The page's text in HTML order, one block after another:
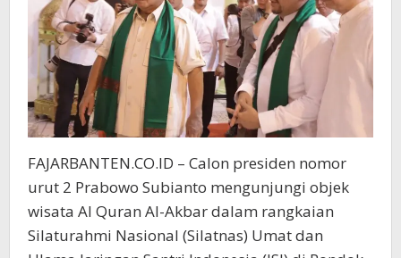
FAJARBANTEN.CO.ID – Calon presiden nomor
urut 2 Prabowo Subianto mengunjungi objek
wisata Al Quran Al-Akbar dalam rangkaian
Silaturahmi Nasional (Silatnas) Umat dan